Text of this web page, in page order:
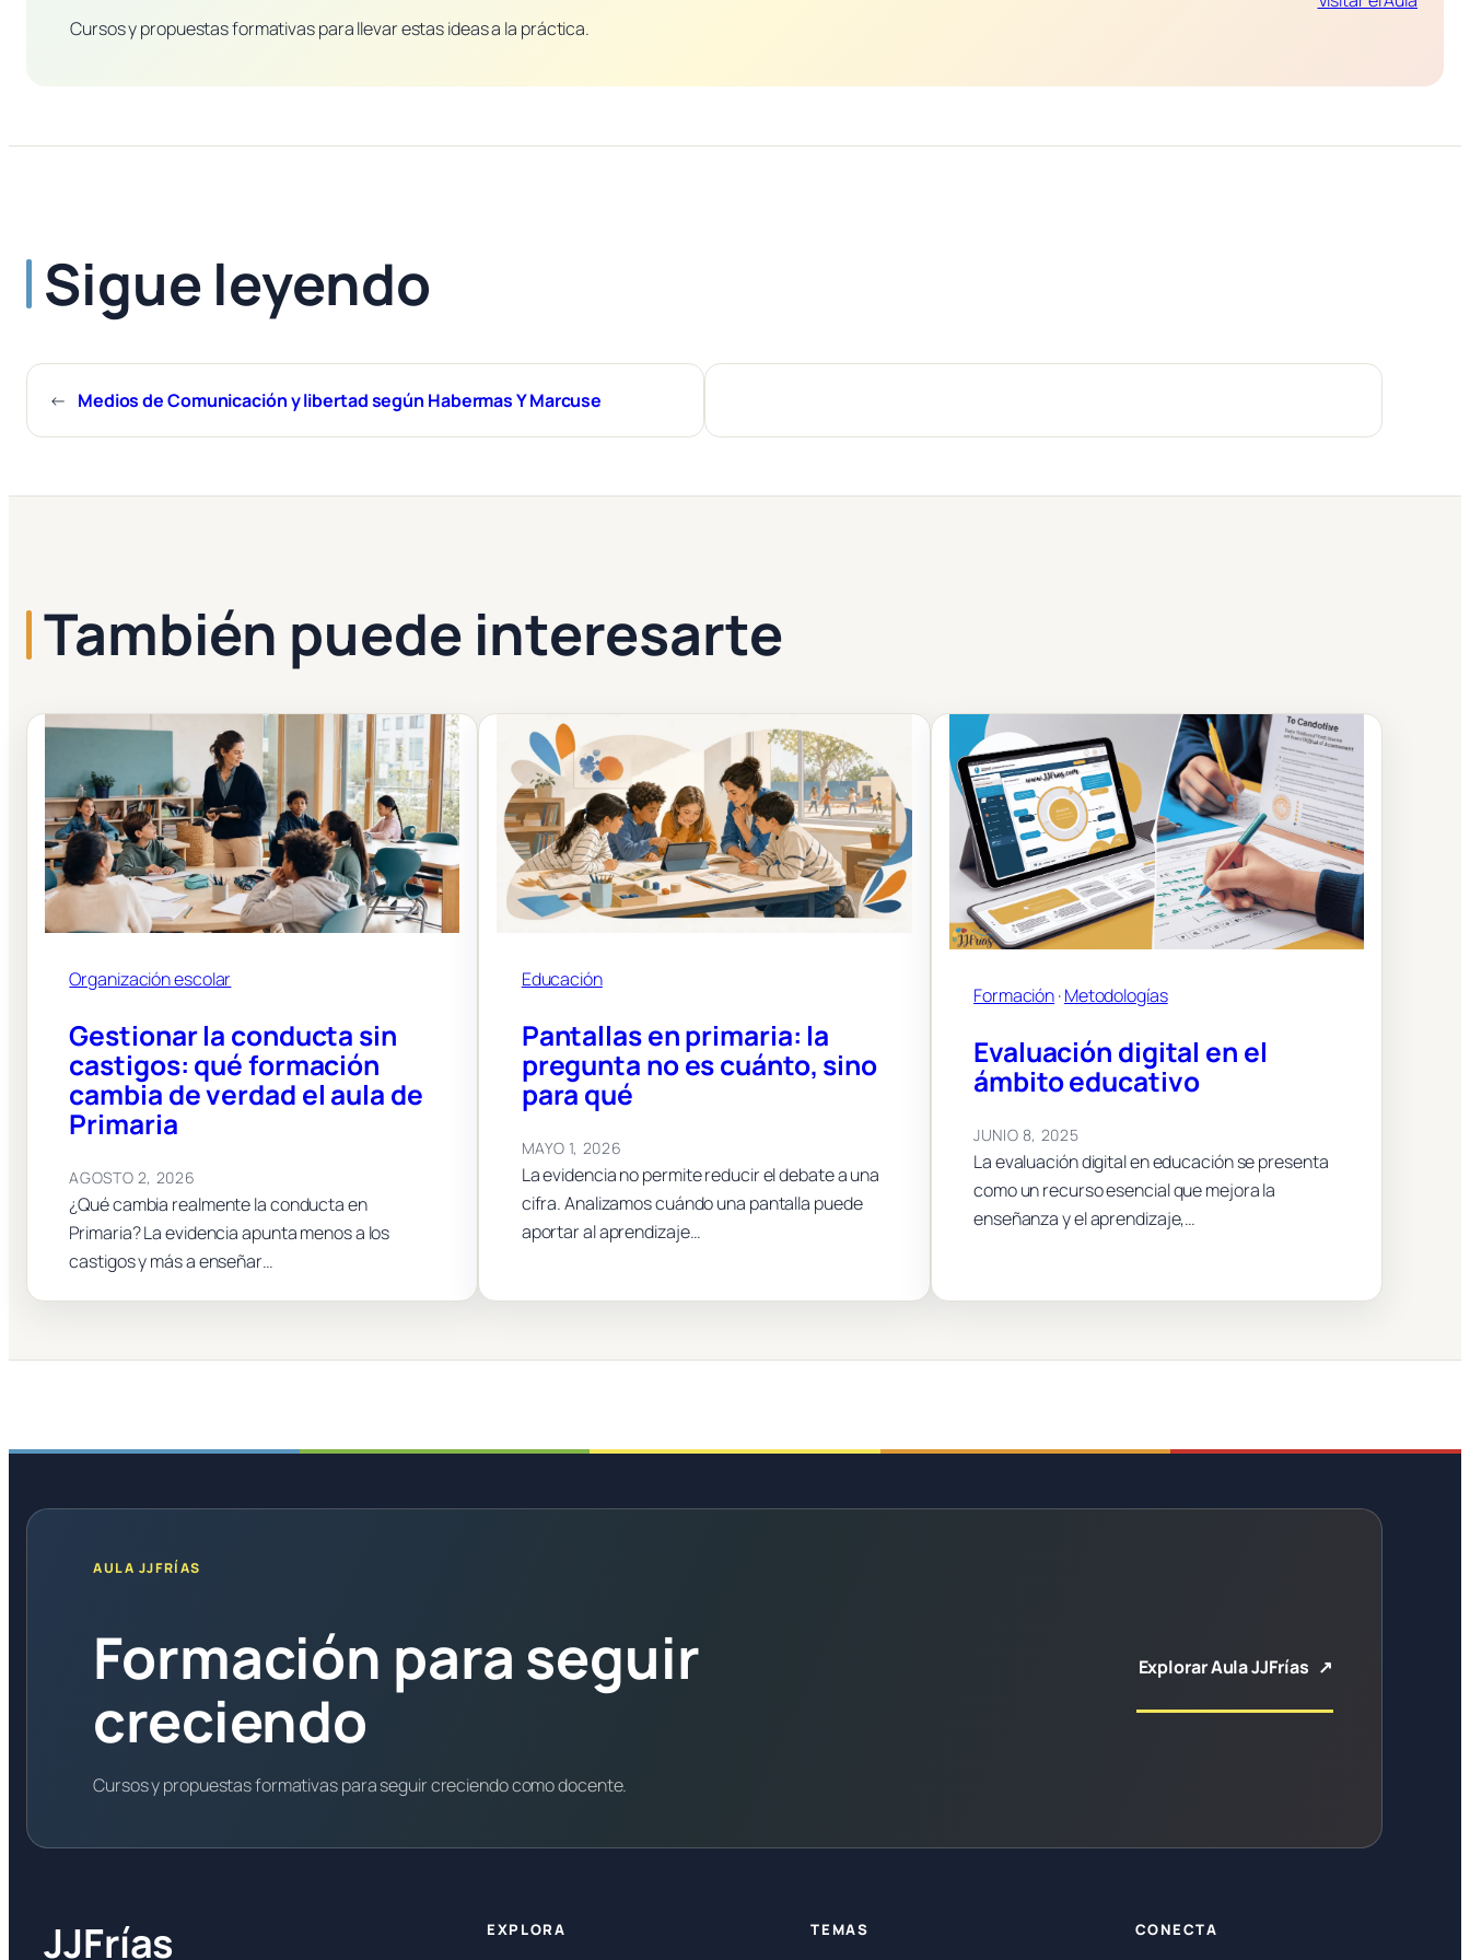
Cursos y propuestas formativas para llevar estas ideas a la práctica.
Sigue leyendo
← Medios de Comunicación y libertad según Habermas Y Marcuse
También puede interesarte
Organización escolar
Gestionar la conducta sin
castigos: qué formación
cambia de verdad el aula de
Primaria
AGOSTO 2, 2026
¿Qué cambia realmente la conducta en
Primaria? La evidencia apunta menos a los
castigos y más a enseñar…
Educación
Pantallas en primaria: la
pregunta no es cuánto, sino
para qué
MAYO 1, 2026
La evidencia no permite reducir el debate a una
cifra. Analizamos cuándo una pantalla puede
aportar al aprendizaje…
Formación · Metodologías
Evaluación digital en el
ámbito educativo
JUNIO 8, 2025
La evaluación digital en educación se presenta
como un recurso esencial que mejora la
enseñanza y el aprendizaje,…
AULA JJFRÍAS
Formación para seguir
creciendo
Cursos y propuestas formativas para seguir creciendo como docente.
Explorar Aula JJFrías
JJFrías EXPLORA TEMAS CONECTA